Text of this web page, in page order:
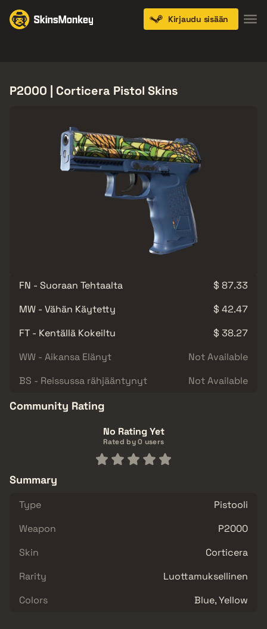
Kirjaudu sisään
P2000 | Corticera Pistol Skins
FN - Suoraan Tehtaalta
$ 87.33
MW - Vähän Käytetty
$ 42.47
FT - Kentällä Kokeiltu
$ 38.27
WW - Aikansa Elänyt
Not Available
BS - Reissussa rähjääntynyt
Not Available
Community Rating
No Rating Yet
Rated by 0 users
Summary
Type
Pistooli
Weapon
P2000
Skin
Corticera
Rarity
Luottamuksellinen
Colors
Blue, Yellow